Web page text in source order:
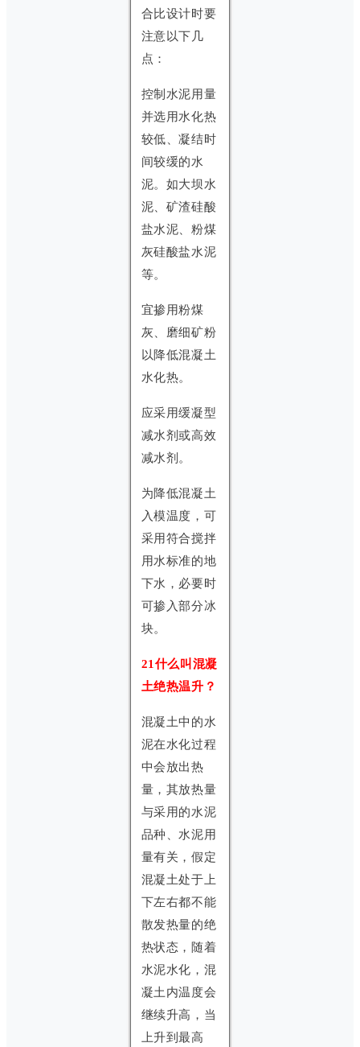
合比设计时要
注意以下几
点：
控制水泥用量
并选用水化热
较低、凝结时
间较缓的水
泥。如大坝水
泥、矿渣硅酸
盐水泥、粉煤
灰硅酸盐水泥
等。
宜掺用粉煤
灰、磨细矿粉
以降低混凝土
水化热。
应采用缓凝型
减水剂或高效
减水剂。
为降低混凝土
入模温度，可
采用符合搅拌
用水标准的地
下水，必要时
可掺入部分冰
块。
21什么叫混凝
土绝热温升？
混凝土中的水
泥在水化过程
中会放出热
量，其放热量
与采用的水泥
品种、水泥用
量有关，假定
混凝土处于上
下左右都不能
散发热量的绝
热状态，随着
水泥水化，混
凝土内温度会
继续升高，当
上升到最高